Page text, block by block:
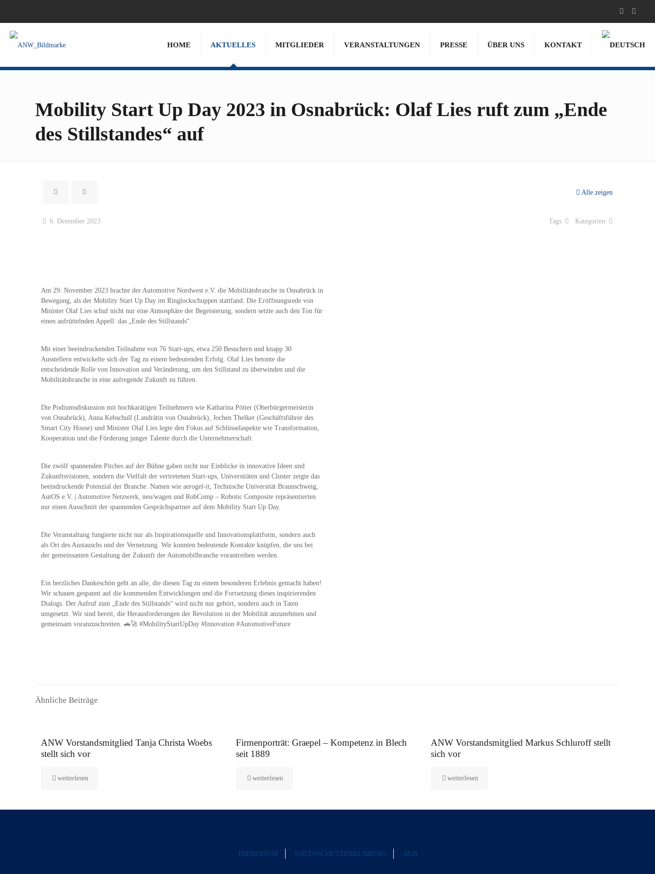
HOME AKTUELLES MITGLIEDER VERANSTALTUNGEN PRESSE ÜBER UNS KONTAKT
Mobility Start Up Day 2023 in Osnabrück: Olaf Lies ruft zum „Ende
des Stillstandes“ auf
Alle zeigen
6. Dezember 2023 Kategorien
Tags
Am 29. November 2023 brachte der Automotive Nordwest e.V. die Mobilitätsbranche in Osnabrück in
Bewegung, als der Mobility Start Up Day im Ringlockschuppen stattfand. Die Eröffnungsrede von
Minister Olaf Lies schuf nicht nur eine Atmosphäre der Begeisterung, sondern setzte auch den Ton für
einen aufrüttelnden Appell: das „Ende des Stillstands“.
Mit einer beeindruckenden Teilnahme von 76 Start-ups, etwa 250 Besuchern und knapp 30
Ausstellern entwickelte sich der Tag zu einem bedeutenden Erfolg. Olaf Lies betonte die
entscheidende Rolle von Innovation und Veränderung, um den Stillstand zu überwinden und die
Mobilitätsbranche in eine aufregende Zukunft zu führen.
Die Podiumsdiskussion mit hochkarätigen Teilnehmern wie Katharina Pötter (Oberbürgermeisterin
von Osnabrück), Anna Kebschull (Landrätin von Osnabrück), Jochen Thelker (Geschäftsführer des
Smart City House) und Minister Olaf Lies legte den Fokus auf Schlüsselaspekte wie Transformation,
Kooperation und die Förderung junger Talente durch die Unternehmerschaft.
Die zwölf spannenden Pitches auf der Bühne gaben nicht nur Einblicke in innovative Ideen und
Zukunftsvisionen, sondern die Vielfalt der vertretenen Start-ups, Universitäten und Cluster zeigte das
beeindruckende Potenzial der Branche. Namen wie aerogel-it, Technische Universität Braunschweig,
AutOS e.V. | Automotive Netzwerk, neu/wagen und RobComp – Robotic Composite repräsentierten
nur einen Ausschnitt der spannenden Gesprächspartner auf dem Mobility Start Up Day.
Die Veranstaltung fungierte nicht nur als Inspirationsquelle und Innovationsplattform, sondern auch
als Ort des Austauschs und der Vernetzung. Wir konnten bedeutende Kontakte knüpfen, die uns bei
der gemeinsamen Gestaltung der Zukunft der Automobilbranche vorantreiben werden.
Ein herzliches Dankeschön geht an alle, die diesen Tag zu einem besonderen Erlebnis gemacht haben!
Wir schauen gespannt auf die kommenden Entwicklungen und die Fortsetzung dieses inspirierenden
Dialogs. Der Aufruf zum „Ende des Stillstands“ wird nicht nur gehört, sondern auch in Taten
umgesetzt. Wir sind bereit, die Herausforderungen der Revolution in der Mobilität anzunehmen und
gemeinsam voranzuschreiten. 🚗🚀 #MobilityStartUpDay #Innovation #AutomotiveFuture
Ähnliche Beiträge
ANW Vorstandsmitglied Tanja Christa Woebs
stellt sich vor
weiterlesen
Firmenporträt: Graepel – Kompetenz in Blech
seit 1889
weiterlesen
ANW Vorstandsmitglied Markus Schluroff stellt
sich vor
weiterlesen
IMPRESSUM DATENSCHUTZERKLÄRUNG AGB